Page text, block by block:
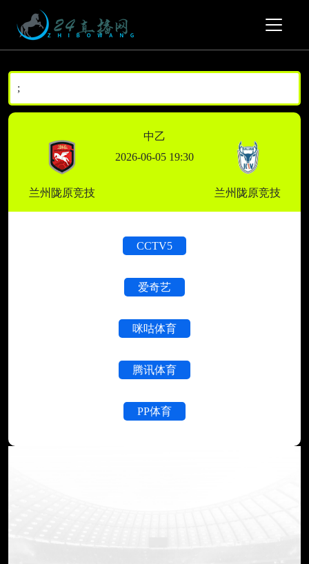
;
兰州陇原竞技
中乙
2026-06-05 19:30
兰州陇原竞技
CCTV5
爱奇艺
咪咕体育
腾讯体育
PP体育